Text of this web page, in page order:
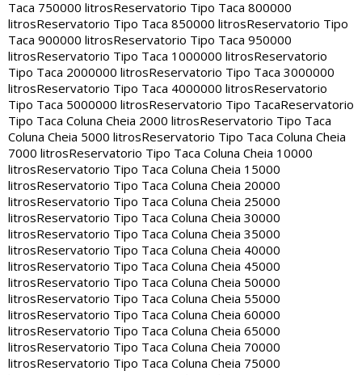
Taca 750000 litrosReservatorio Tipo Taca 800000
litrosReservatorio Tipo Taca 850000 litrosReservatorio Tipo
Taca 900000 litrosReservatorio Tipo Taca 950000
litrosReservatorio Tipo Taca 1000000 litrosReservatorio
Tipo Taca 2000000 litrosReservatorio Tipo Taca 3000000
litrosReservatorio Tipo Taca 4000000 litrosReservatorio
Tipo Taca 5000000 litrosReservatorio Tipo TacaReservatorio
Tipo Taca Coluna Cheia 2000 litrosReservatorio Tipo Taca
Coluna Cheia 5000 litrosReservatorio Tipo Taca Coluna Cheia
7000 litrosReservatorio Tipo Taca Coluna Cheia 10000
litrosReservatorio Tipo Taca Coluna Cheia 15000
litrosReservatorio Tipo Taca Coluna Cheia 20000
litrosReservatorio Tipo Taca Coluna Cheia 25000
litrosReservatorio Tipo Taca Coluna Cheia 30000
litrosReservatorio Tipo Taca Coluna Cheia 35000
litrosReservatorio Tipo Taca Coluna Cheia 40000
litrosReservatorio Tipo Taca Coluna Cheia 45000
litrosReservatorio Tipo Taca Coluna Cheia 50000
litrosReservatorio Tipo Taca Coluna Cheia 55000
litrosReservatorio Tipo Taca Coluna Cheia 60000
litrosReservatorio Tipo Taca Coluna Cheia 65000
litrosReservatorio Tipo Taca Coluna Cheia 70000
litrosReservatorio Tipo Taca Coluna Cheia 75000